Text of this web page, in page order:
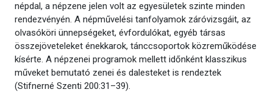
népdal, a népzene jelen volt az egyesületek szinte minden
rendezvényén. A népművelési tanfolyamok záróvizsgáit, az
olvasóköri ünnepségeket, évfordulókat, egyéb társas
összejöveteleket énekkarok, tánccsoportok közreműködése
kísérte. A népzenei programok mellett időnként klasszikus
műveket bemutató zenei és dalesteket is rendeztek
(Stifnerné Szenti 200:31–39).